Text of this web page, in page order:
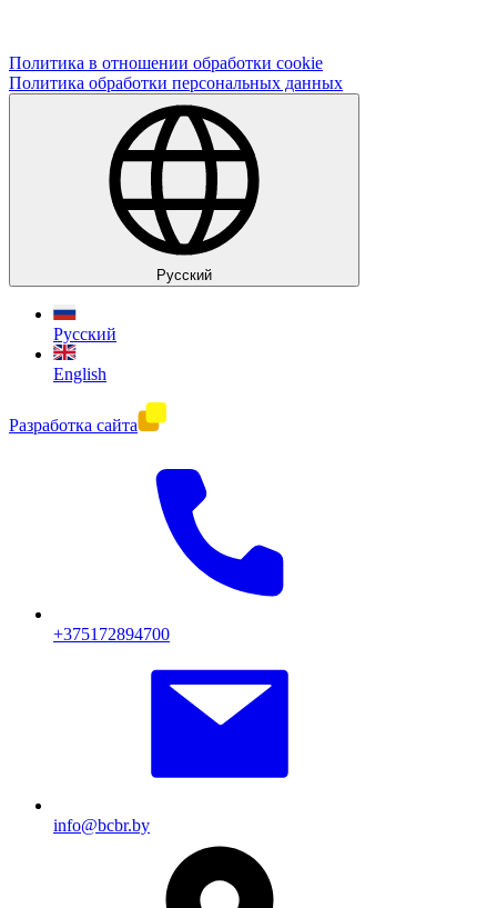
Политика в отношении обработки cookie
Политика обработки персональных данных
Руccкий
Руccкий
English
Разработка сайта
+375172894700
info@bcbr.by